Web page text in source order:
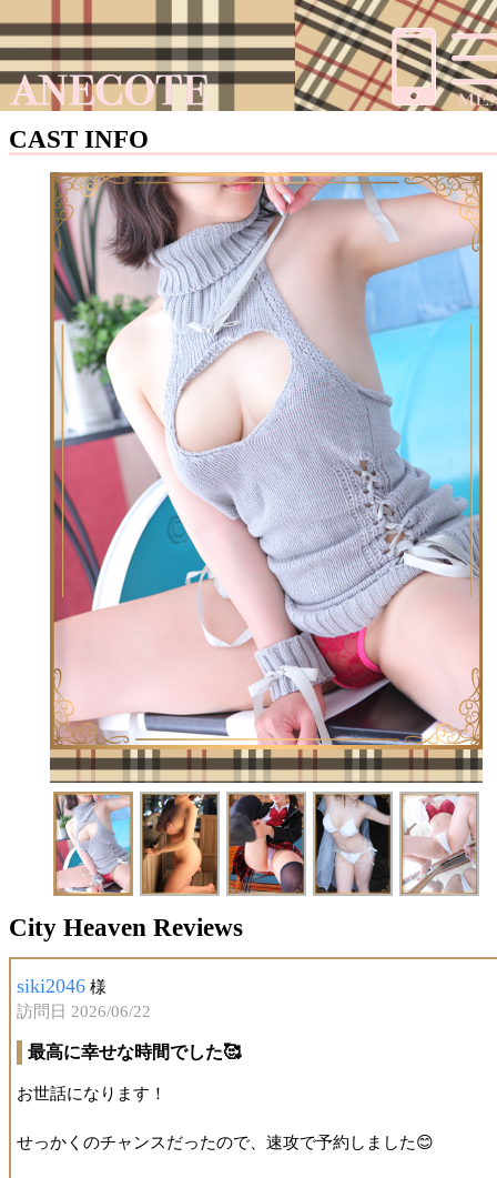
CAST INFO
City Heaven Reviews
siki2046 様
訪問日 2026/06/22
最高に幸せな時間でした🥰
お世話になります！
せっかくのチャンスだったので、速攻で予約しました😊